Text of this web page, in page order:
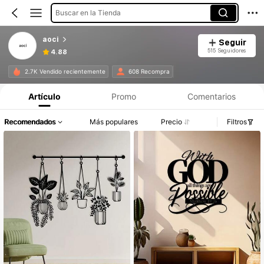
Buscar en la Tienda
aoci
4.88
Seguir
515 Seguidores
2.7K Vendido recientemente 608 Recompra
Artículo Promo Comentarios
Recomendados Más populares Precio Filtros